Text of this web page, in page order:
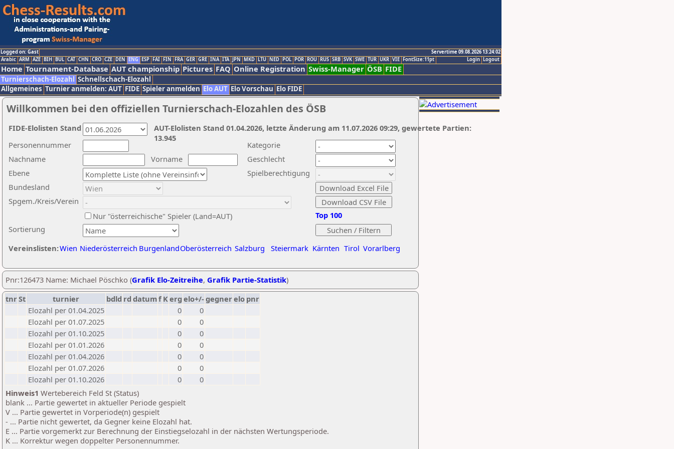
Logged on: Gast
Servertime 09.08.2026 13:24:02
Logout
Login
Arabic ARM AZE BIH BUL CAT CHN CRO CZE DEN ENG ESP FAI FIN FRA GER GRE INA ITA JPN MKD LTU NED POL POR ROU RUS SRB SVK SWE TUR UKR VIE FontSize:11pt
Home Tournament-Database AUT championship Pictures FAQ Online Registration Swiss-Manager ÖSB FIDE
Turnierschach-Elozahl Schnellschach-Elozahl
Allgemeines Turnier anmelden: AUT FIDE Spieler anmelden Elo AUT Elo Vorschau Elo FIDE
Willkommen bei den offiziellen Turnierschach-Elozahlen des ÖSB
Nachname
Vorname
Ebene
Kategorie
Sortierung
Personennummer
Bundesland
Spgem./Kreis/Verein
Geschlecht
Nur "österreichische" Spieler (Land=AUT)
Spielberechtigung
Vereinslisten:Wien Niederösterreich BurgenlandOberösterreich Salzburg Steiermark Kärnten Tirol Vorarlberg
Top 100
AUT-Elolisten Stand 01.04.2026, letzte Änderung am 11.07.2026 09:29, gewertete Partien:
13.945
FIDE-Elolisten Stand
Pnr:126473 Name: Michael Pöschko (Grafik Elo-Zeitreihe, Grafik Partie-Statistik)
tnrSt turnier bdld rd datumf Kerg elo+/-gegnerelo pnr
Elozahl per 01.04.2025
0
0
Elozahl per 01.07.2025
0
0
Elozahl per 01.10.2025
0
0
Elozahl per 01.01.2026
0
0
Elozahl per 01.04.2026
0
0
Elozahl per 01.07.2026
0
0
Elozahl per 01.10.2026
0
0
Hinweis1 Wertebereich Feld St (Status)
blank ... Partie gewertet in aktueller Periode gespielt
V ... Partie gewertet in Vorperiode(n) gespielt
- ... Partie nicht gewertet, da Gegner keine Elozahl hat.
E ... Partie vorgemerkt zur Berechnung der Einstiegselozahl in der nächsten Wertungsperiode.
K ... Korrektur wegen doppelter Personennummer.